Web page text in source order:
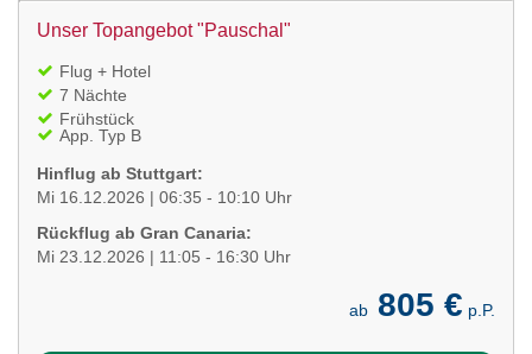
Unser Topangebot "Pauschal"
Flug + Hotel
7 Nächte
Frühstück
App. Typ B
Hinflug ab Stuttgart:
Mi 16.12.2026 | 06:35 - 10:10 Uhr
Rückflug ab Gran Canaria:
Mi 23.12.2026 | 11:05 - 16:30 Uhr
ab 805 € p.P.